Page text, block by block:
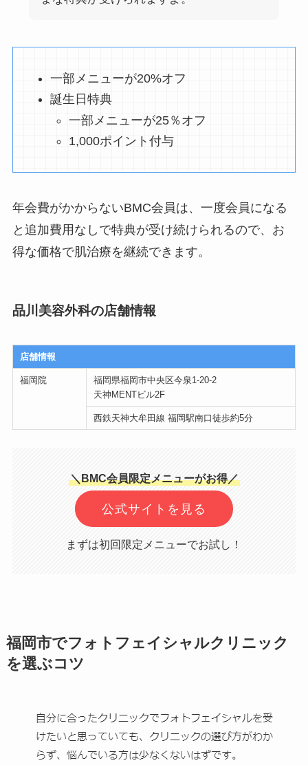
一部メニューが20%オフ
誕生日特典
一部メニューが25％オフ
1,000ポイント付与
年会費がかからないBMC会員は、一度会員になる
と追加費用なしで特典が受け続けられるので、お
得な価格で肌治療を継続できます。
品川美容外科の店舗情報
店舗情報
福岡院
福岡県福岡市中央区今泉1-20-2
天神MENTビル2F
西鉄天神大牟田線 福岡駅南口徒歩約5分
＼BMC会員限定メニューがお得／
公式サイトを見る
まずは初回限定メニューでお試し！
福岡市でフォトフェイシャルクリニック
を選ぶコツ